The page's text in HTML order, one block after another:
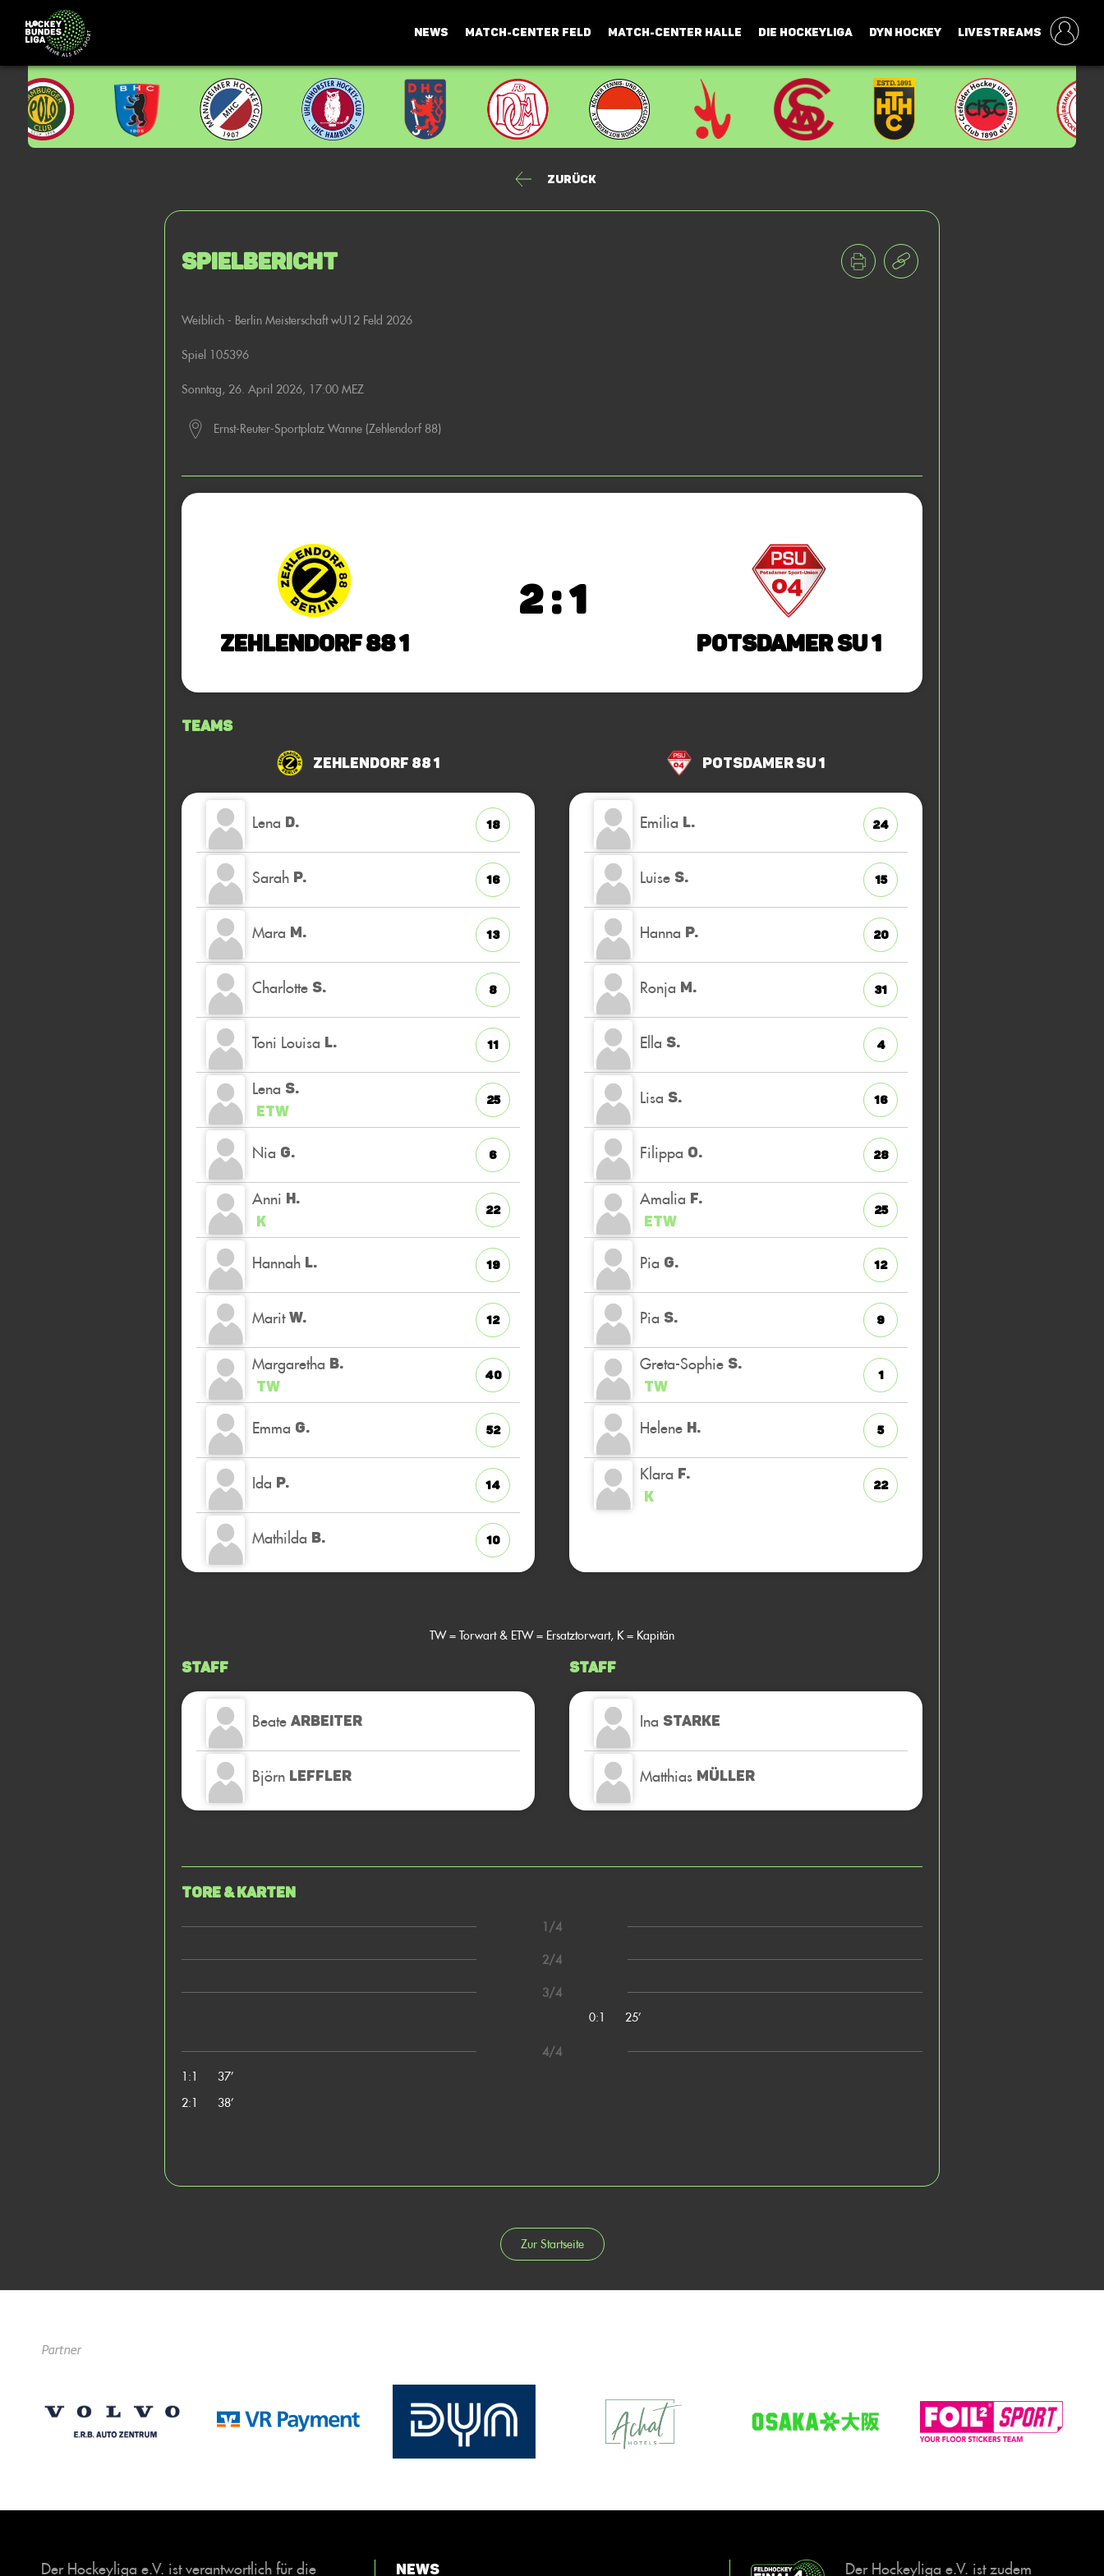
NEWS MATCH-CENTER FELD MATCH-CENTER HALLE DIE HOCKEYLIGA DYN HOCKEY LIVESTREAMS
Zurück
Spielbericht
Weiblich - Berlin Meisterschaft wU12 Feld 2026
Spiel 105396
Sonntag, 26. April 2026, 17:00 MEZ
Ernst-Reuter-Sportplatz Wanne (Zehlendorf 88)
Zehlendorf 88 1
2 : 1
Potsdamer SU 1
Teams
Zehlendorf 88 1
Lena D. 18
Sarah P. 16
Mara M. 13
Charlotte S. 8
Toni Louisa L. 11
Lena S.
ETW
25
Nia G. 6
Anni H.
K
22
Hannah L. 19
Marit W. 12
Margaretha B.
TW
40
Emma G. 52
Ida P. 14
Mathilda B. 10
Potsdamer SU 1
Emilia L. 24
Luise S. 15
Hanna P. 20
Ronja M. 31
Ella S. 4
Lisa S. 16
Filippa O. 28
Amalia F.
ETW
25
Pia G. 12
Pia S. 9
Greta-Sophie S.
TW
1
Helene H. 5
Klara F.
K
22
TW = Torwart & ETW = Ersatztorwart, K = Kapitän
Staff
Beate ARBEITER
Björn LEFFLER
Staff
Ina STARKE
Matthias MÜLLER
Tore & Karten
1/4
2/4
3/4
0:1
25’
4/4
1:1
37’
2:1
38’
Zur Startseite
Partner
Der Hockeyliga e.V. ist verantwortlich für die News Der Hockeyliga e.V. ist zudem